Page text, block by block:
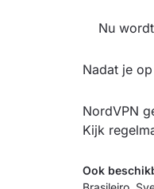
Nu
Nadat je op
NordVPN
Kijk
Ook